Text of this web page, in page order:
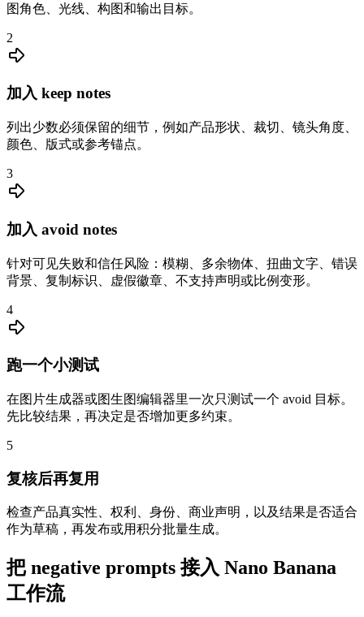
图角色、光线、构图和输出目标。
2
加入 keep notes
列出少数必须保留的细节，例如产品形状、裁切、镜头角度、
颜色、版式或参考锚点。
3
加入 avoid notes
针对可见失败和信任风险：模糊、多余物体、扭曲文字、错误
背景、复制标识、虚假徽章、不支持声明或比例变形。
4
跑一个小测试
在图片生成器或图生图编辑器里一次只测试一个 avoid 目标。
先比较结果，再决定是否增加更多约束。
5
复核后再复用
检查产品真实性、权利、身份、商业声明，以及结果是否适合
作为草稿，再发布或用积分批量生成。
把 negative prompts 接入 Nano Banana
工作流